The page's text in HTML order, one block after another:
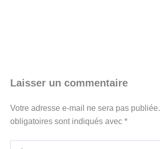
Laisser un commentaire
Votre adresse e-mail ne sera pas publiée.
obligatoires sont indiqués avec *